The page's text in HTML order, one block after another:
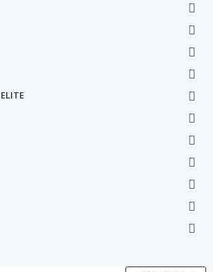










